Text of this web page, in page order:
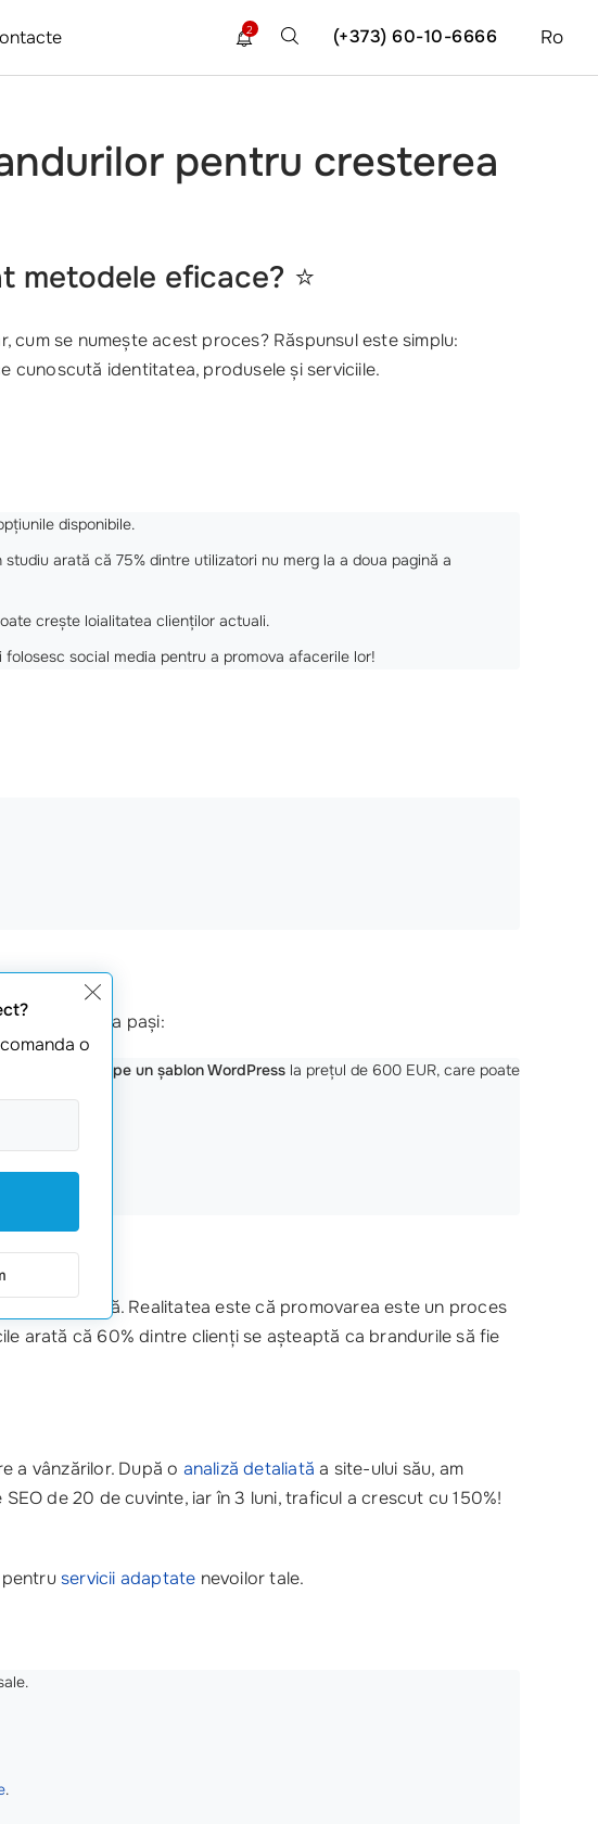
Ro
(+373) 60-10-6666
2
pentru cresterea
metodele eficace? ⭐
se numește acest proces? Răspunsul este simplu:
cunoscută identitatea, produsele și serviciile.
disponibile.
arată că 75% dintre utilizatori nu merg la a doua pagină a
crește loialitatea clienților actuali.
social media pentru a promova afacerile lor!
Iată câțiva pași:
prezentare pe un șablon WordPress la prețul de 600 EUR, care poate
suficientă. Realitatea este că promovarea este un proces
arată că 60% dintre clienți se așteaptă ca brandurile să fie
a vânzărilor. După o analiză detaliată a site-ului său, am
de 20 de cuvinte, iar în 3 luni, traficul a crescut cu 150%!
pentruservicii adaptate nevoilor tale.
.
o